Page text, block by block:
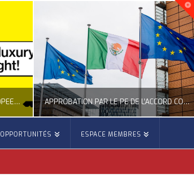
NOUVELLE INITIATIVE CITOYENNE EUROPÉENNE SUR LE LOGEMENT APPROBATION PAR LE PE DE L’ACCORD COMMERCIAL ENTRE L’UE ET LE MEXIQUE
OPPORTUNITÉS ESPACE MEMBRES